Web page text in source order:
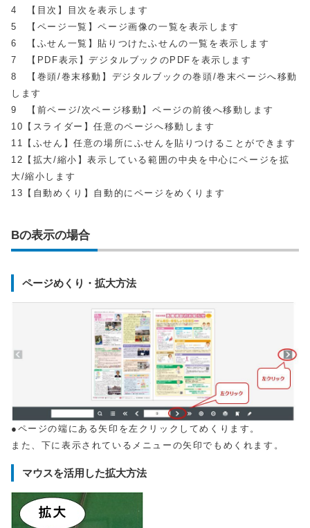
4 【目次】目次を表示します
5 【ページ一覧】ページ画像の一覧を表示します
6 【ふせん一覧】貼りつけたふせんの一覧を表示します
7 【PDF表示】デジタルブックのPDFを表示します
8 【巻頭/巻末移動】デジタルブックの巻頭/巻末ページへ移動
します
9 【前ページ/次ページ移動】ページの前後へ移動します
10【スライダー】任意のページへ移動します
11【ふせん】任意の場所にふせんを貼りつけることができます
12【拡大/縮小】表示している範囲の中央を中心にページを拡
大/縮小します
13【自動めくり】自動的にページをめくります
Bの表示の場合
ページめくり・拡大方法
●ページの端にある矢印を左クリックしてめくります。
また、下に表示されているメニューの矢印でもめくれます。
マウスを活用した拡大方法